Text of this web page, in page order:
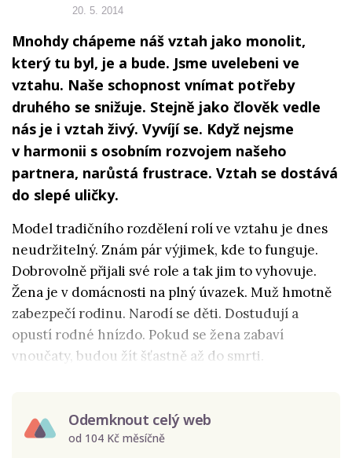
Mnohdy chápeme náš vztah jako monolit,
který tu byl, je a bude. Jsme uvelebeni ve
vztahu. Naše schopnost vnímat potřeby
druhého se snižuje. Stejně jako člověk vedle
nás je i vztah živý. Vyvíjí se. Když nejsme
v harmonii s osobním rozvojem našeho
partnera, narůstá frustrace. Vztah se dostává
do slepé uličky.
Model tradičního rozdělení rolí ve vztahu je dnes
neudržitelný. Znám pár výjimek, kde to funguje.
Dobrovolně přijali své role a tak jim to vyhovuje.
Žena je v domácnosti na plný úvazek. Muž hmotně
zabezpečí rodinu. Narodí se děti. Dostudují a
opustí rodné hnízdo. Pokud se žena zabaví
vnoučaty, budou žít šťastně až do smrti.
Odemknout celý web
od 104 Kč měsíčně
20. 5. 2014